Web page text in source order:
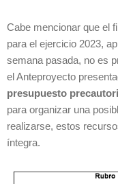
Cabe mencionar que el
para el ejercicio 2023,
semana pasada, no es
el Anteproyecto
presupuesto
para organizar una
realizarse, estos
íntegra.